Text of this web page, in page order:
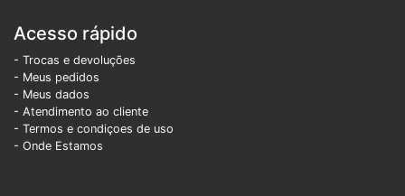
Acesso rápido
- Trocas e devoluções
- Meus pedidos
- Meus dados
- Atendimento ao cliente
- Termos e condiçoes de uso
- Onde Estamos